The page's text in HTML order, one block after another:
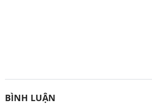
BÌNH LUẬN